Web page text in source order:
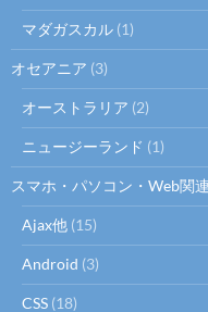
マダガスカル (1)
オセアニア (3)
オーストラリア (2)
ニュージーランド (1)
スマホ・パソコン・Web関連
Ajax他 (15)
Android (3)
CSS (18)